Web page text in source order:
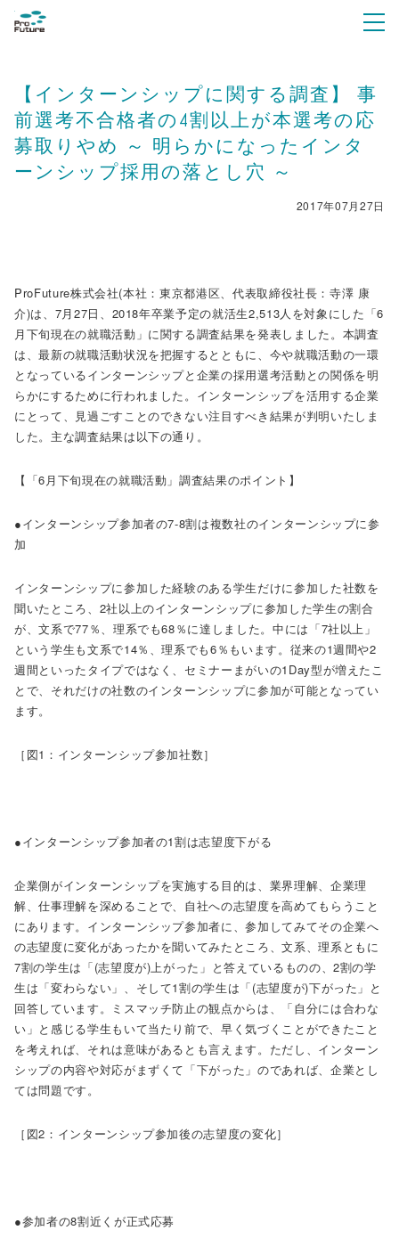
【インターンシップに関する調査】 事
前選考不合格者の4割以上が本選考の応
募取りやめ ～ 明らかになったインタ
ーンシップ採用の落とし穴 ～
2017年07月27日
ProFuture株式会社(本社：東京都港区、代表取締役社長：寺澤 康
介)は、7月27日、2018年卒業予定の就活生2,513人を対象にした「6
月下旬現在の就職活動」に関する調査結果を発表しました。本調査
は、最新の就職活動状況を把握するとともに、今や就職活動の一環
となっているインターンシップと企業の採用選考活動との関係を明
らかにするために行われました。インターンシップを活用する企業
にとって、見過ごすことのできない注目すべき結果が判明いたしま
した。主な調査結果は以下の通り。
【「6月下旬現在の就職活動」調査結果のポイント】
●インターンシップ参加者の7-8割は複数社のインターンシップに参
加
インターンシップに参加した経験のある学生だけに参加した社数を
聞いたところ、2社以上のインターンシップに参加した学生の割合
が、文系で77％、理系でも68％に達しました。中には「7社以上」
という学生も文系で14％、理系でも6％もいます。従来の1週間や2
週間といったタイプではなく、セミナーまがいの1Day型が増えたこ
とで、それだけの社数のインターンシップに参加が可能となってい
ます。
［図1：インターンシップ参加社数］
●インターンシップ参加者の1割は志望度下がる
企業側がインターンシップを実施する目的は、業界理解、企業理
解、仕事理解を深めることで、自社への志望度を高めてもらうこと
にあります。インターンシップ参加者に、参加してみてその企業へ
の志望度に変化があったかを聞いてみたところ、文系、理系ともに
7割の学生は「(志望度が)上がった」と答えているものの、2割の学
生は「変わらない」、そして1割の学生は「(志望度が)下がった」と
回答しています。ミスマッチ防止の観点からは、「自分には合わな
い」と感じる学生もいて当たり前で、早く気づくことができたこと
を考えれば、それは意味があるとも言えます。ただし、インターン
シップの内容や対応がまずくて「下がった」のであれば、企業とし
ては問題です。
［図2：インターンシップ参加後の志望度の変化］
●参加者の8割近くが正式応募